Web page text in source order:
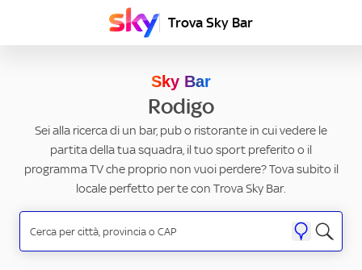
Trova Sky Bar
Sky Bar
Rodigo
Sei alla ricerca di un bar, pub o ristorante in cui vedere le
partita della tua squadra, il tuo sport preferito o il
programma TV che proprio non vuoi perdere? Tova subito il
locale perfetto per te con Trova Sky Bar.